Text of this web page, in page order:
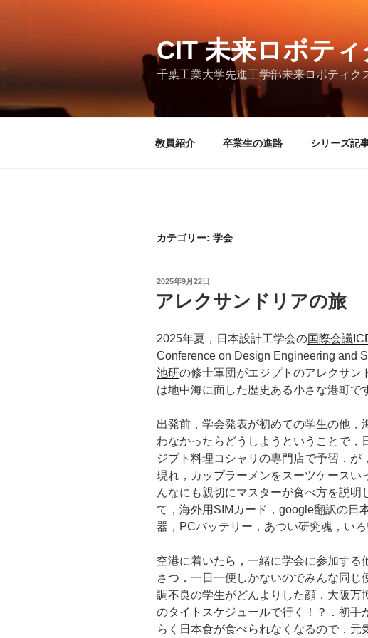
ツ
へ
ス
CIT 未来ロボテ
千葉工業大学先進工学部未来ロボティク
教員紹介 卒業生の進路 シリーズ記
カテゴリー: 学会
投
日:
2025年9月22日
アレクサンドリアの旅
2025年夏，日本設計工学会の国際会議
Conference on Design Engineering and
池研の修士軍団がエジプトのアレクサン
は地中海に面した歴史ある小さな港町で
出発前，学会発表が初めての学生の他，
わなかったらどうしようということで，
ジプト料理コシャリの専門店で予習．が
現れ，カップラーメンをスーツケースい
んなにも親切にマスターが食べ方を説明
て，海外用SIMカード，google翻訳の
器，PCバッテリー，あつい研究魂，い
空港に着いたら，一緒に学会に参加する
さつ．一日一便しかないのでみんな同じ
調不良の学生がどんよりした顔．大阪万
のタイトスケジュールで行く！？．初手
らく日本食が食べられなくなるので，元